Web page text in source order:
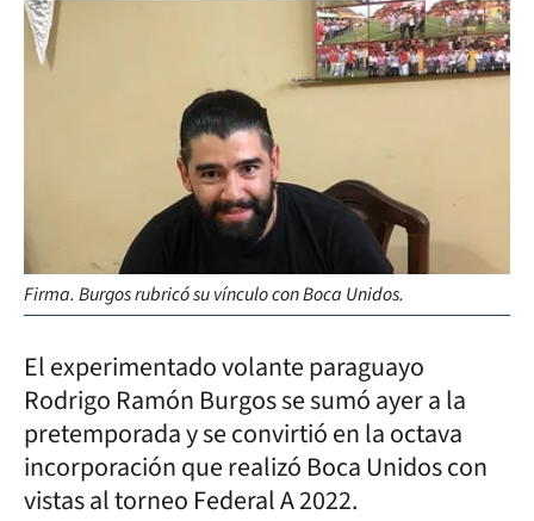
Firma. Burgos rubricó su vínculo con Boca Unidos.
El experimentado volante paraguayo
Rodrigo Ramón Burgos se sumó ayer a la
pretemporada y se convirtió en la octava
incorporación que realizó Boca Unidos con
vistas al torneo Federal A 2022.